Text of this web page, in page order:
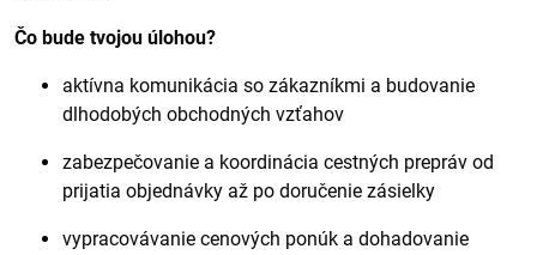
Čo bude tvojou úlohou?
aktívna komunikácia so zákazníkmi a budovanie
dlhodobých obchodných vzťahov
zabezpečovanie a koordinácia cestných prepráv od
prijatia objednávky až po doručenie zásielky
vypracovávanie cenových ponúk a dohadovanie